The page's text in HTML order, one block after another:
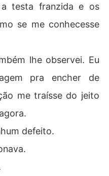
testa franzida e os
se me conhecesse
lhe observei. Eu
pra encher de
me traísse do jeito
defeito.